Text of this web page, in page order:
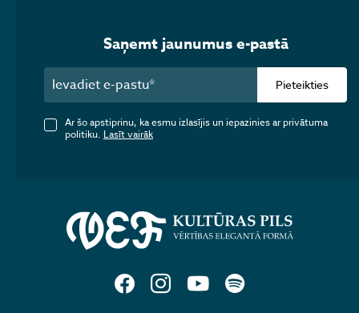
Saņemt jaunumus e-pastā
Pieteikties
Ar šo apstiprinu, ka esmu izlasījis un iepazinies ar privātuma
politiku. Lasīt vairāk